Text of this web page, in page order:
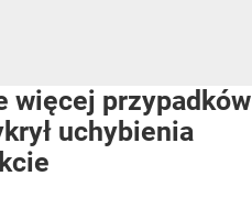
więcej przypadków
uchybienia